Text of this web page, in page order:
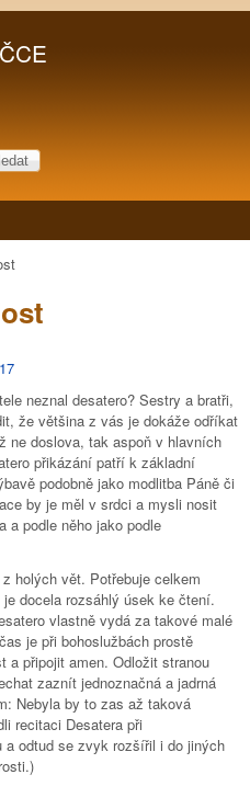
neznal desatero? Sestry a bratři,
že většina z vás je dokáže odříkat
ne doslova, tak aspoň v hlavních
přikázání patří k základní
podobně jako modlitba Páně či
by je měl v srdci a mysli nosit
a podle něho jako podle
holých vět. Potřebuje celkem
docela rozsáhlý úsek ke čtení.
vlastně vydá za takové malé
je při bohoslužbách prostě
a připojit amen. Odložit stranou
zaznít jednoznačná a jadrná
Nebyla by to zas až taková
recitaci Desatera při
odtud se zvyk rozšířil i do jiných